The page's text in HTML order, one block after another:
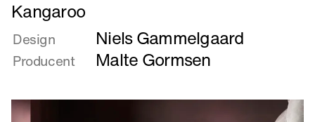
Læs
mere
om
Kangaroo
Kangaroo
Design Niels Gammelgaard
Producent Malte Gormsen